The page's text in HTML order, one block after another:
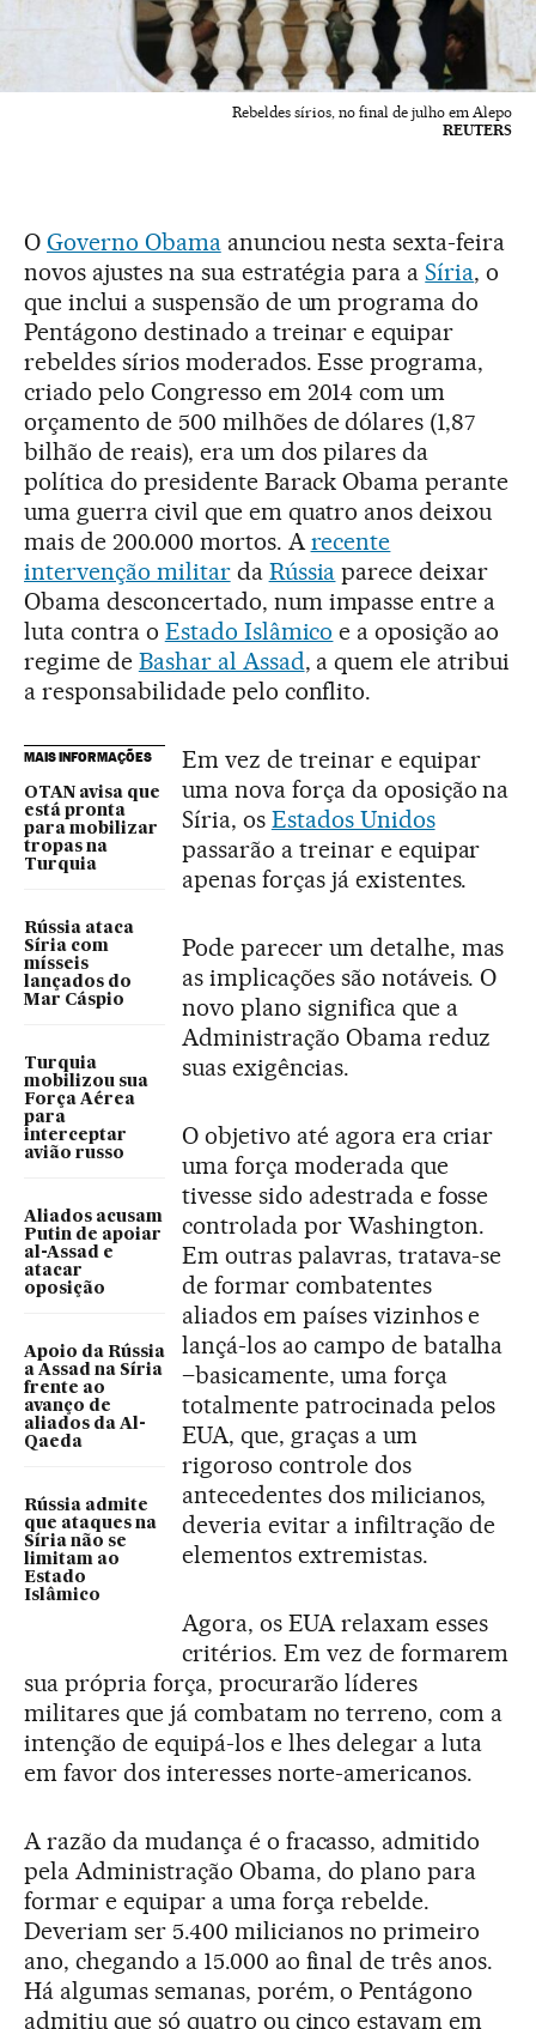
Rebeldes sírios, no final de julho em Alepo
REUTERS
O Governo Obamaanunciou nesta sexta-feira
novos ajustes na sua estratégia para aSíria, o
que inclui a suspensão de um programa do
Pentágono destinado a treinar e equipar
rebeldes sírios moderados. Esse programa,
criado pelo Congresso em 2014 com um
orçamento de 500 milhões de dólares (1,87
bilhão de reais), era um dos pilares da
política do presidente Barack Obama perante
uma guerra civil que em quatro anos deixou
mais de 200.000 mortos. Arecente
intervenção militarda Rússia parece deixar
Obama desconcertado, num impasse entre a
luta contra o Estado Islâmico e a oposição ao
regime de Bashar al Assad, a quem ele atribui
a responsabilidade pelo conflito.
MAIS INFORMAÇÕES
OTAN avisa que
está pronta
para mobilizar
tropas na
Turquia
Rússia ataca
Síria com
mísseis
lançados do
Mar Cáspio
Turquia
mobilizou sua
Força Aérea
para
interceptar
avião russo
Aliados acusam
Putin de apoiar
al-Assad e
atacar
oposição
Apoio da Rússia
a Assad na Síria
frente ao
avanço de
aliados da Al-
Qaeda
Rússia admite
que ataques na
Síria não se
limitam ao
Estado
Islâmico
Em vez de treinar e equipar
uma nova força da oposição na
Síria, os Estados Unidos
passarão a treinar e equipar
apenas forças já existentes.
Pode parecer um detalhe, mas
as implicações são notáveis. O
novo plano significa que a
Administração Obama reduz
suas exigências.
O objetivo até agora era criar
uma força moderada que
tivesse sido adestrada e fosse
controlada por Washington.
Em outras palavras, tratava-se
de formar combatentes
aliados em países vizinhos e
lançá-los ao campo de batalha
–basicamente, uma força
totalmente patrocinada pelos
EUA, que, graças a um
rigoroso controle dos
antecedentes dos milicianos,
deveria evitar a infiltração de
elementos extremistas.
Agora, os EUA relaxam esses
critérios. Em vez de formarem
sua própria força, procurarão líderes
militares que já combatam no terreno, com a
intenção de equipá-los e lhes delegar a luta
em favor dos interesses norte-americanos.
A razão da mudança é o fracasso, admitido
pela Administração Obama, do plano para
formar e equipar a uma força rebelde.
Deveriam ser 5.400 milicianos no primeiro
ano, chegando a 15.000 ao final de três anos.
Há algumas semanas, porém, o Pentágono
admitiu que só quatro ou cinco estavam em